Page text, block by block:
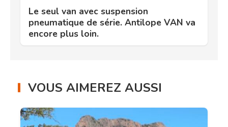
Le seul van avec suspension
pneumatique de série. Antilope VAN va
encore plus loin.
VOUS AIMEREZ AUSSI